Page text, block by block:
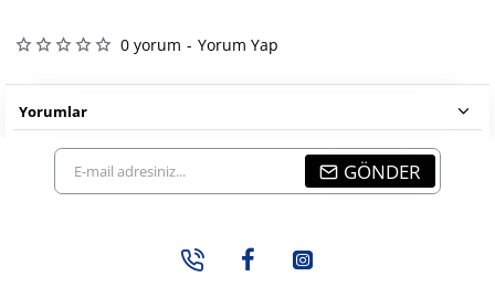
0 yorum - Yorum Yap
Yorumlar
E-
mail
GÖNDER